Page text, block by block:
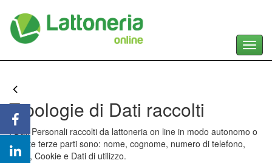
Tipologie di Dati raccolti
I Dati Personali raccolti da lattoneria on line in modo autonomo o
tramite terze parti sono: nome, cognome, numero di telefono,
email, Cookie e Dati di utilizzo.